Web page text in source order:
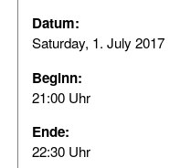
Datum:
Saturday, 1. July 2017
Beginn:
21:00 Uhr
Ende:
22:30 Uhr